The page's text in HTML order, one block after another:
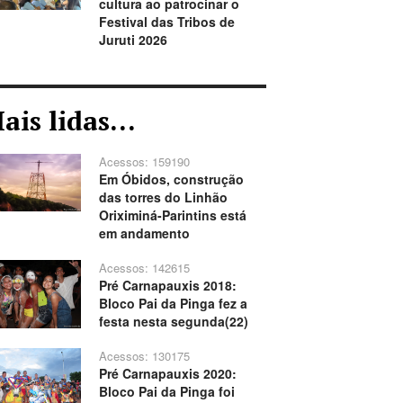
cultura ao patrocinar o
Festival das Tribos de
Juruti 2026
lidas...
Acessos: 159190
Em Óbidos, construção
das torres do Linhão
Oriximiná-Parintins está
em andamento
Acessos: 142615
Pré Carnapauxis 2018:
Bloco Pai da Pinga fez a
festa nesta segunda(22)
Acessos: 130175
Pré Carnapauxis 2020:
Bloco Pai da Pinga foi